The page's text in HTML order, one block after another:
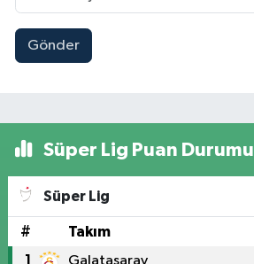
Gönder
Süper Lig Puan Durumu
Süper Lig
# Takım
1